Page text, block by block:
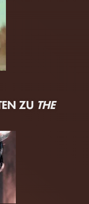
ZU THE